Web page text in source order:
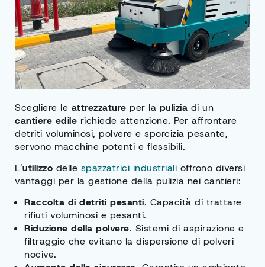
Scegliere le attrezzature per la pulizia di un
cantiere edile richiede attenzione. Per affrontare
detriti voluminosi, polvere e sporcizia pesante,
servono macchine potenti e flessibili.
L’utilizzo delle spazzatrici industriali offrono diversi
vantaggi per la gestione della pulizia nei cantieri:
Raccolta di detriti pesanti. Capacità di trattare
rifiuti voluminosi e pesanti.
Riduzione della polvere. Sistemi di aspirazione e
filtraggio che evitano la dispersione di polveri
nocive.